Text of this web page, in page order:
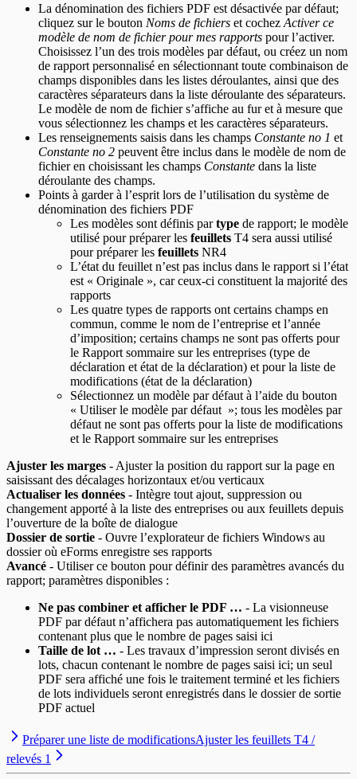
La dénomination des fichiers PDF est désactivée par défaut;
cliquez sur le bouton Noms de fichiers et cochez Activer ce
modèle de nom de fichier pour mes rapports pour l’activer.
Choisissez l’un des trois modèles par défaut, ou créez un nom
de rapport personnalisé en sélectionnant toute combinaison de
champs disponibles dans les listes déroulantes, ainsi que des
caractères séparateurs dans la liste déroulante des séparateurs.
Le modèle de nom de fichier s’affiche au fur et à mesure que
vous sélectionnez les champs et les caractères séparateurs.
Les renseignements saisis dans les champs Constante no 1 et
Constante no 2 peuvent être inclus dans le modèle de nom de
fichier en choisissant les champs Constante dans la liste
déroulante des champs.
Points à garder à l’esprit lors de l’utilisation du système de
dénomination des fichiers PDF
Les modèles sont définis partype de rapport; le modèle
utilisé pour préparer les feuillets T4 sera aussi utilisé
pour préparer les feuillets NR4
L’état du feuillet n’est pas inclus dans le rapport si l’état
est « Originale », car ceux-ci constituent la majorité des
rapports
Les quatre types de rapports ont certains champs en
commun, comme le nom de l’entreprise et l’année
d’imposition; certains champs ne sont pas offerts pour
le Rapport sommaire sur les entreprises (type de
déclaration et état de la déclaration) et pour la liste de
modifications (état de la déclaration)
Sélectionnez un modèle par défaut à l’aide du bouton
« Utiliser le modèle par défaut »; tous les modèles par
défaut ne sont pas offerts pour la liste de modifications
et le Rapport sommaire sur les entreprises
Ajuster les marges - Ajuster la position du rapport sur la page en
saisissant des décalages horizontaux et/ou verticaux
Actualiser les données - Intègre tout ajout, suppression ou
changement apporté à la liste des entreprises ou aux feuillets depuis
l’ouverture de la boîte de dialogue
Dossier de sortie - Ouvre l’explorateur de fichiers Windows au
dossier où eForms enregistre ses rapports
Avancé - Utiliser ce bouton pour définir des paramètres avancés du
rapport; paramètres disponibles :
Ne pas combiner et afficher le PDF … - La visionneuse
PDF par défaut n’affichera pas automatiquement les fichiers
contenant plus que le nombre de pages saisi ici
Taille de lot … - Les travaux d’impression seront divisés en
lots, chacun contenant le nombre de pages saisi ici; un seul
PDF sera affiché une fois le traitement terminé et les fichiers
de lots individuels seront enregistrés dans le dossier de sortie
PDF actuel
Préparer une liste de modificationsAjuster les feuillets T4 /
relevés 1